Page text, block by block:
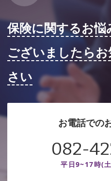
保険に関するお
ございましたら
さい
お電話での
082-
平日9~17時(